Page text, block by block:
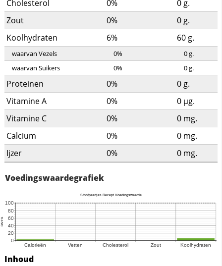
Cholesterol 0% 0g.
Zout
0% 0g.
Koolhydraten
6% 60g.
waarvan Vezels 0% 0g.
waarvan Suikers
0% 0g.
Proteinen 0% 0g.
Vitamine A
0% 0 µg.
Vitamine C
0% 0 mg.
Calcium
0% 0 mg.
Ijzer
0% 0 mg.
Voedingswaardegrafiek
Inhoud